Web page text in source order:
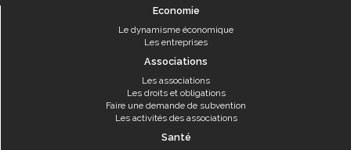
Economie
Le dynamisme économique
Les entreprises
Associations
Les associations
Les droits et obligations
Faire une demande de subvention
Les activités des associations
Santé